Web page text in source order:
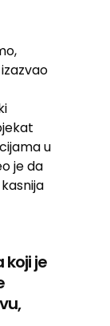
u
je da
je